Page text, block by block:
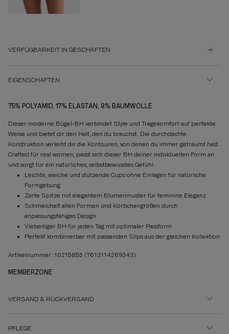
VERFÜGBARKEIT IN GESCHÄFTEN
EIGENSCHAFTEN
75% POLYAMID, 17% ELASTAN, 8% BAUMWOLLE
Dieser moderne Bügel-BH verbindet Style und Tragekomfort auf perfekte
Weise und bietet dir den Halt, den du brauchst. Die durchdachte
Konstruktion verleiht dir die Kontouren, von denen du immer geträumt hast.
Crafted für real women, passt sich dieser BH deiner individuellen Form an
und sorgt für ein natürliches, selbstbewusstes Gefühl.
Leichte, weiche und stützende Cups ohne Einlagen für natürliche
Formgebung
Zarte Spitze mit elegantem Blumenmuster für feminine Eleganz
Schmeichelt allen Formen und Körbchengrößen durch
anpassungsfähiges Design
Vielseitiger BH für jeden Tag mit optimaler Passform
Perfekt kombinierbar mit passenden Slips aus der gleichen Kollektion
Artikelnummer: 10215855 (7613114269343)
MEMBERZONE
VERSAND & RÜCKVERSAND
PFLEGE